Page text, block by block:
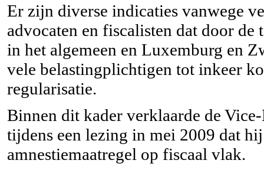
Er zijn diverse indicaties vanwege
advocaten en fiscalisten dat door
in het algemeen en Luxemburg en
vele belastingplichtigen tot inkeer
regularisatie.
Binnen dit kader verklaarde de
tijdens een lezing in mei 2009 dat
amnestiemaatregel op fiscaal vlak.